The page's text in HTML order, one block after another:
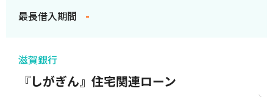
最長借入期間 -
滋賀銀行
『しがぎん』住宅関連ローン